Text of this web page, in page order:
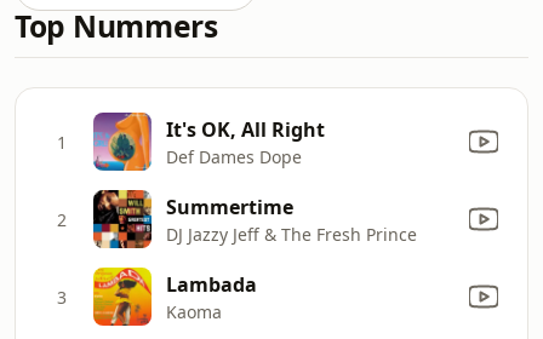
Top Nummers
1 It's OK, All Right
Def Dames Dope
2 Summertime
DJ Jazzy Jeff & The Fresh Prince
3 Lambada
Kaoma